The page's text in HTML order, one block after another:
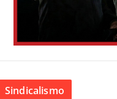
Sindicalismo